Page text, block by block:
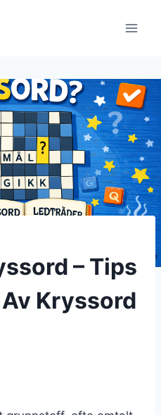
– Tips
Kryssord